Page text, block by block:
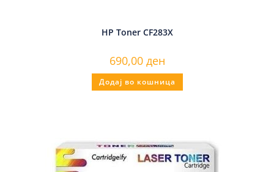
HP Toner CF283X
690,00 ден
Додај во кошница